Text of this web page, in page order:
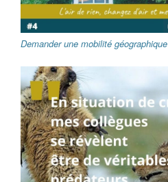
Demander une mobilité géographique